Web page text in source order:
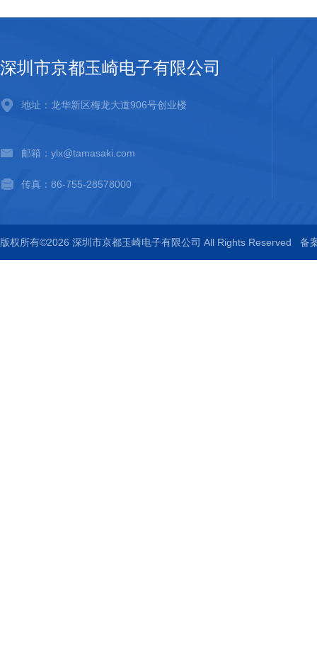
深圳市京都玉崎电子有限公司
地址：龙华新区梅龙大道906号创业楼
邮箱：ylx@tamasaki.com
传真：86-755-28578000
版权所有©2026 深圳市京都玉崎电子有限公司 All Rights Reserved 备